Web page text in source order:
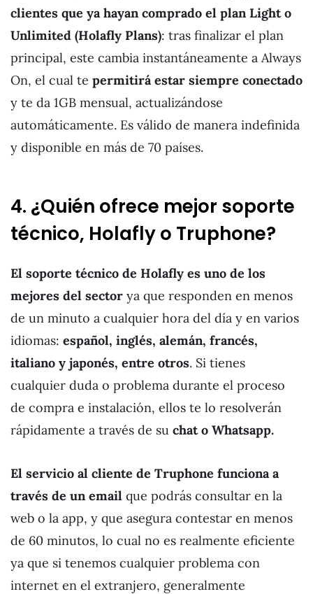
clientes que ya hayan comprado el plan Light o
Unlimited (Holafly Plans): tras finalizar el plan
principal, este cambia instantáneamente a Always
On, el cual te permitirá estar siempre conectado
y te da 1GB mensual, actualizándose
automáticamente. Es válido de manera indefinida
y disponible en más de 70 países.
4. ¿Quién ofrece mejor soporte
técnico, Holafly o Truphone?
El soporte técnico de Holafly es uno de los
mejores del sector ya que responden en menos
de un minuto a cualquier hora del día y en varios
idiomas: español, inglés, alemán, francés,
italiano y japonés, entre otros. Si tienes
cualquier duda o problema durante el proceso
de compra e instalación, ellos te lo resolverán
rápidamente a través de su chat o Whatsapp.
El servicio al cliente de Truphone funciona a
través de un email que podrás consultar en la
web o la app, y que asegura contestar en menos
de 60 minutos, lo cual no es realmente eficiente
ya que si tenemos cualquier problema con
internet en el extranjero, generalmente